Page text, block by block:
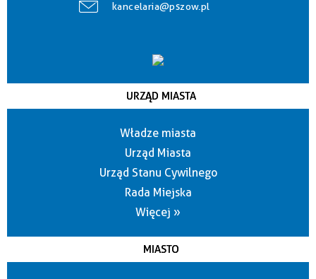
kancelaria@pszow.pl
URZĄD MIASTA
Władze miasta
Urząd Miasta
Urząd Stanu Cywilnego
Rada Miejska
Więcej »
MIASTO